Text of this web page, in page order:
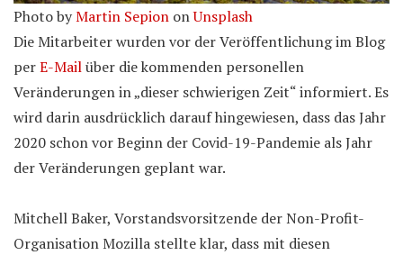
Photo byMartin Sepion onUnsplash
Die Mitarbeiter wurden vor der Veröffentlichung im Blog
perE-Mailüber die kommenden personellen
Veränderungen in „dieser schwierigen Zeit“ informiert. Es
wird darin ausdrücklich darauf hingewiesen, dass das Jahr
2020 schon vor Beginn der Covid-19-Pandemie als Jahr
der Veränderungen geplant war.
Mitchell Baker, Vorstandsvorsitzende der Non-Profit-
Organisation Mozilla stellte klar, dass mit diesen